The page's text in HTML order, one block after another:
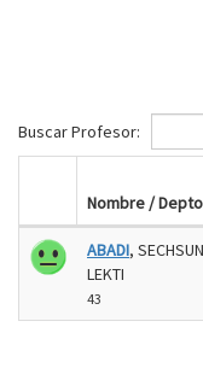
Buscar Profesor:
Nombre / Depto
ABADI,
LEKTI
43